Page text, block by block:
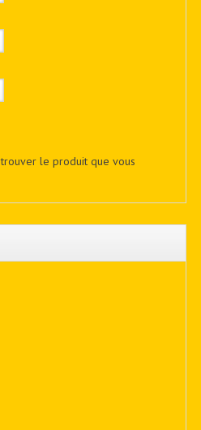
le produit que vous